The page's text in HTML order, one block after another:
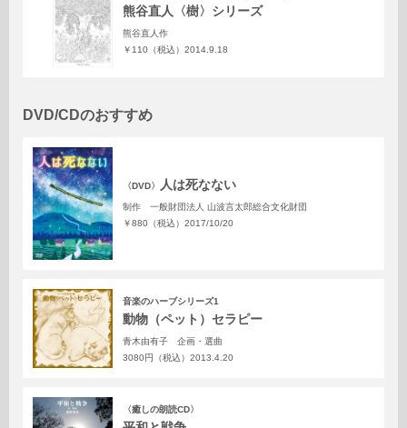
熊谷直人〈樹〉シリーズ
熊谷直人作
￥110（税込） 2014.9.18
DVD/CDのおすすめ
〈DVD〉 人は死なない
制作 一般財団法人 山波言太郎総合文化財団
￥880（税込） 2017/10/20
音楽のハーブシリーズ1
動物（ペット）セラピー
青木由有子 企画・選曲
3080円（税込） 2013.4.20
〈癒しの朗読CD〉